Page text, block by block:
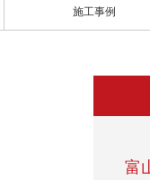
施工事例
富